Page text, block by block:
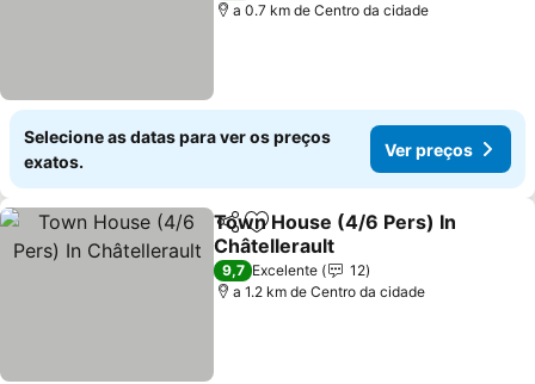
a 0.7 km de Centro da cidade
Selecione as datas para ver os preços
exatos.
Ver preços
PartilharAdicionar aos favoritos
Town House (4/6 Pers) In
Châtellerault
9,7 Excelente
12
a 1.2 km de Centro da cidade